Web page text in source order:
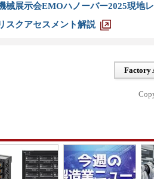
械展示会EMOハノーバー2025現地
スクアセスメント解説
Factory